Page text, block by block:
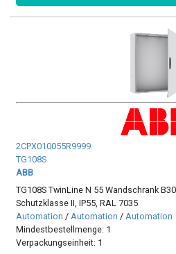
2CPX010055R9999
TG108S
ABB
TG108S TwinLine N 55 Wandschrank
Schutzklasse II, IP55, RAL 7035
Automation /Automation /Automation
Mindestbestellmenge: 1
Verpackungseinheit: 1